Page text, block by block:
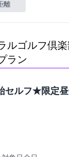
離
ルゴルフ倶楽
プラン
始セルフ★限